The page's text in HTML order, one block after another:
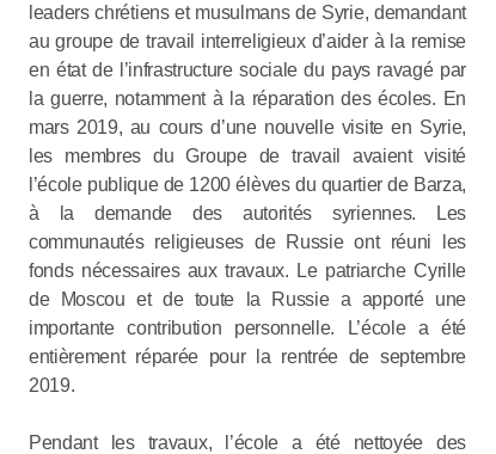
leaders chrétiens et musulmans de Syrie, demandant
au groupe de travail interreligieux d’aider à la remise
en état de l’infrastructure sociale du pays ravagé par
la guerre, notamment à la réparation des écoles. En
mars 2019, au cours d’une nouvelle visite en Syrie,
les membres du Groupe de travail avaient visité
l’école publique de 1200 élèves du quartier de Barza,
à la demande des autorités syriennes. Les
communautés religieuses de Russie ont réuni les
fonds nécessaires aux travaux. Le patriarche Cyrille
de Moscou et de toute la Russie a apporté une
importante contribution personnelle. L’école a été
entièrement réparée pour la rentrée de septembre
2019.
Pendant les travaux, l’école a été nettoyée des